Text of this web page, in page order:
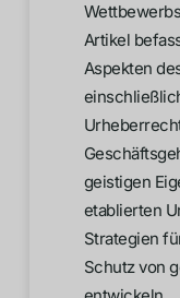
Artikel
Aspekten
geistigen
etablierten
Strategien
Schutz von